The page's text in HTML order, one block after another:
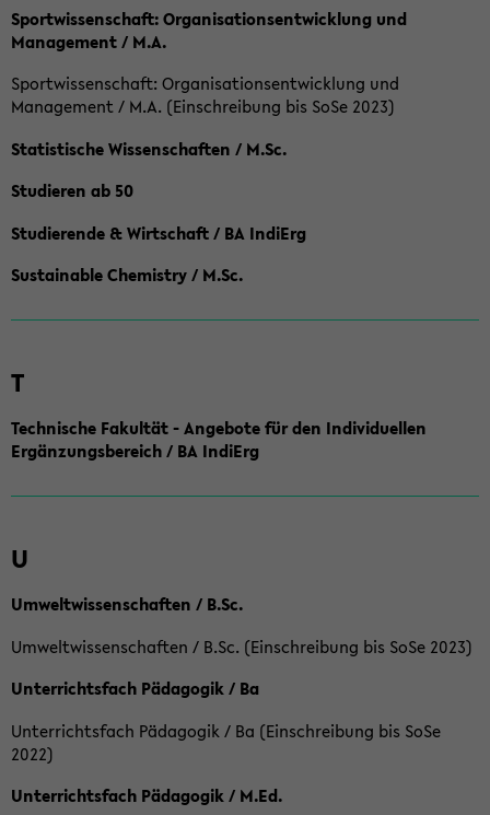
Sportwissenschaft: Organisationsentwicklung und
Management / M.A.
Sportwissenschaft: Organisationsentwicklung und
Management / M.A. (Einschreibung bis SoSe 2023)
Statistische Wissenschaften / M.Sc.
Studieren ab 50
Studierende & Wirtschaft / BA IndiErg
Sustainable Chemistry / M.Sc.
T
Technische Fakultät - Angebote für den Individuellen
Ergänzungsbereich / BA IndiErg
U
Umweltwissenschaften / B.Sc.
Umweltwissenschaften / B.Sc. (Einschreibung bis SoSe 2023)
Unterrichtsfach Pädagogik / Ba
Unterrichtsfach Pädagogik / Ba (Einschreibung bis SoSe
2022)
Unterrichtsfach Pädagogik / M.Ed.